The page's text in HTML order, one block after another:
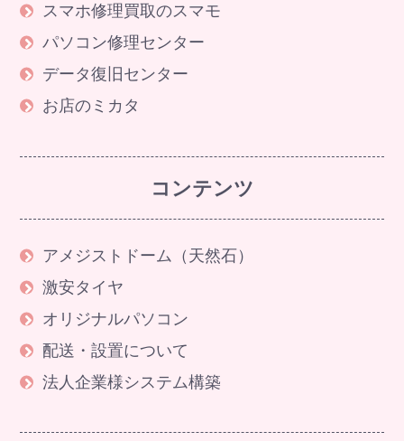
スマホ修理買取のスマモ
パソコン修理センター
データ復旧センター
お店のミカタ
コンテンツ
アメジストドーム（天然石）
激安タイヤ
オリジナルパソコン
配送・設置について
法人企業様システム構築